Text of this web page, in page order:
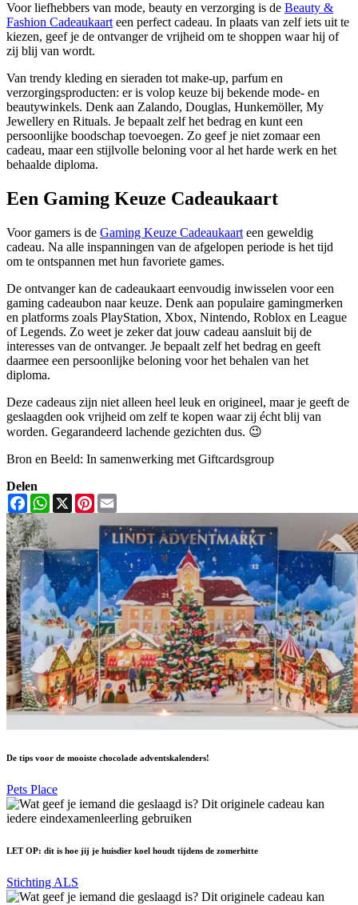
Voor liefhebbers van mode, beauty en verzorging is de Beauty &
Fashion Cadeaukaarteen perfect cadeau. In plaats van zelf iets uit te
kiezen, geef je de ontvanger de vrijheid om te shoppen waar hij of
zij blij van wordt.
Van trendy kleding en sieraden tot make-up, parfum en
verzorgingsproducten: er is volop keuze bij bekende mode- en
beautywinkels. Denk aan Zalando, Douglas, Hunkemöller, My
Jewellery en Rituals. Je bepaalt zelf het bedrag en kunt een
persoonlijke boodschap toevoegen. Zo geef je niet zomaar een
cadeau, maar een stijlvolle beloning voor al het harde werk en het
behaalde diploma.
Een Gaming Keuze Cadeaukaart
Voor gamers is de Gaming Keuze Cadeaukaart een geweldig
cadeau. Na alle inspanningen van de afgelopen periode is het tijd
om te ontspannen met hun favoriete games.
De ontvanger kan de cadeaukaart eenvoudig inwisselen voor een
gaming cadeaubon naar keuze. Denk aan populaire gamingmerken
en platforms zoals PlayStation, Xbox, Nintendo, Roblox en League
of Legends. Zo weet je zeker dat jouw cadeau aansluit bij de
interesses van de ontvanger. Je bepaalt zelf het bedrag en geeft
daarmee een persoonlijke beloning voor het behalen van het
diploma.
Deze cadeaus zijn niet alleen heel leuk en origineel, maar je geeft de
geslaagden ook vrijheid om zelf te kopen waar zij écht blij van
worden. Gegarandeerd lachende gezichten dus. 😉
Bron en Beeld: In samenwerking met Giftcardsgroup
Delen
FacebookWhatsApp
X Pinterest
De tips voor de mooiste chocolade adventskalenders!
Pets Place
LET OP: dit is hoe jij je huisdier koel houdt tijdens de zomerhitte
Stichting ALS